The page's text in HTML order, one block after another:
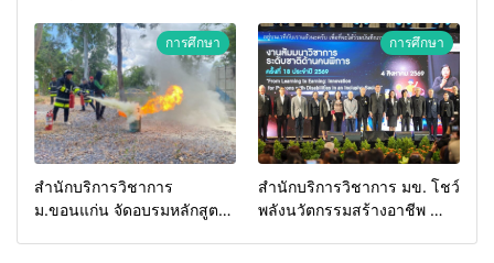
2026 เชื่อม 4 งานใหญ่ สร้าง
โอกาสธุรกิจครบวงจร ด้วย
ครับ
ประเทศ
การศึกษา
สำนักบริการวิชาการ
ม.ขอนแก่น จัดอบรมหลักสูตร
การศึกษา
สำนักบริการวิชาการ มข. โชว์
พลังนวัตกรรมสร้างอาชีพ นำ